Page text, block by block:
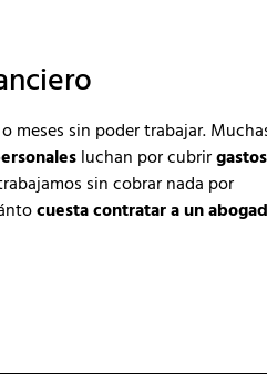
meses sin poder trabajar.
luchan por cubrirgastos
sin cobrar nada por
cuesta contratar a un